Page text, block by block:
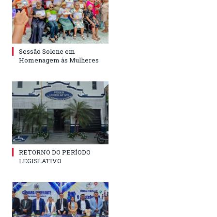
Sessão Solene em
Homenagem às Mulheres
RETORNO DO PERÍODO
LEGISLATIVO